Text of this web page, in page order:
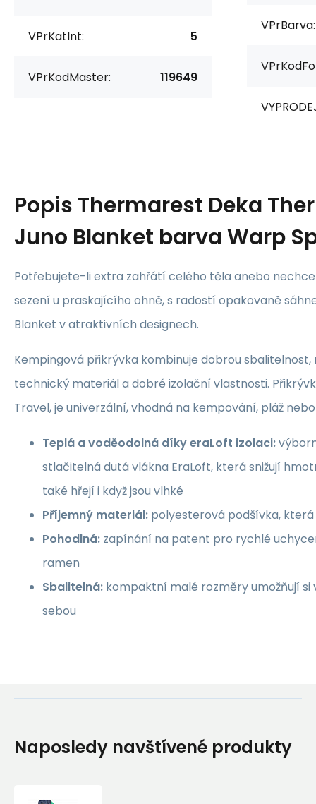
VPrKatInt: 5
VPrKodMaster: 119649
VPrBarva:
Popis Thermarest Deka
Juno Blanket barva Warp
Potřebujete-li extra zahřátí celého těla anebo
sezení u praskajícího ohně, s radostí opakovaně
Blanket v atraktivních designech.
Kempingová přikrývka kombinuje dobrou
technický materiál a dobré izolační vlastnosti.
Travel, je univerzální, vhodná na kempování, pláž
Teplá a voděodolná díky eraLoft izolaci:
stlačitelná dutá vlákna EraLoft, která snižují
také hřejí i když jsou vlhké
Příjemný materiál: polyesterová podšívka,
Pohodlná: zapínání na patent pro rychlé
ramen
Sbalitelná: kompaktní malé rozměry umožňují si
sebou
Naposledy navštívené produkty